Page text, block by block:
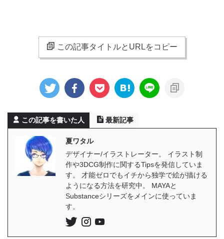
この記事タイトルとURLをコピー
この記事を書いた人 最新記事
夏ワタル
デザイナー/イラストレーター。 イラスト制
作や3DCG制作に関するTipsを発信していま
す。 才能ゼロでもイチから独学で絵が描ける
ようになる方法を研究中。 MAYAと
Substanceシリーズをメインに使っていま
す。